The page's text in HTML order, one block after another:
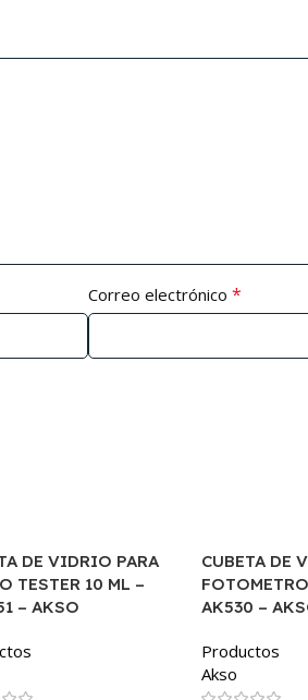
Correo electrónico *
DE VIDRIO PARA
TESTER 10 ML –
– AKSO
CUBETA DE
AK530 –
Productos
Akso